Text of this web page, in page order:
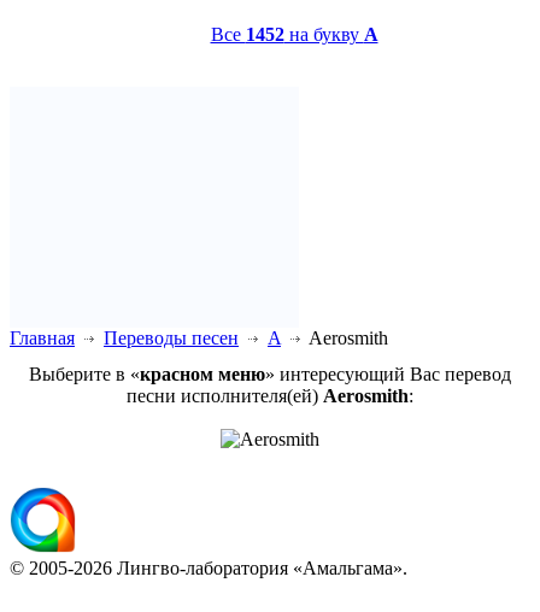
Все 1452на букву A
Главная Переводы песен A
Aerosmith
Выберите в «красном меню» интересующий Вас перевод
песни исполнителя(ей) Aerosmith:
© 2005-2026 Лингво-лаборатория «Амальгама».